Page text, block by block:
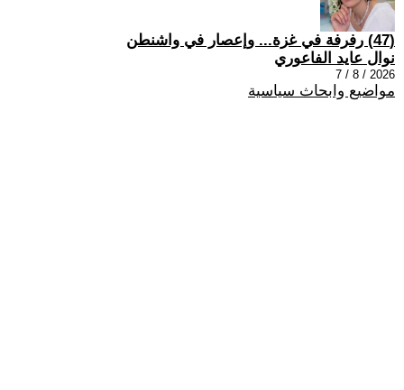
(47) رفرفة في غزة... وإعصار في واشنطن
نوال عايد الفاعوري
2026 / 8 / 7
مواضيع وابحاث سياسية